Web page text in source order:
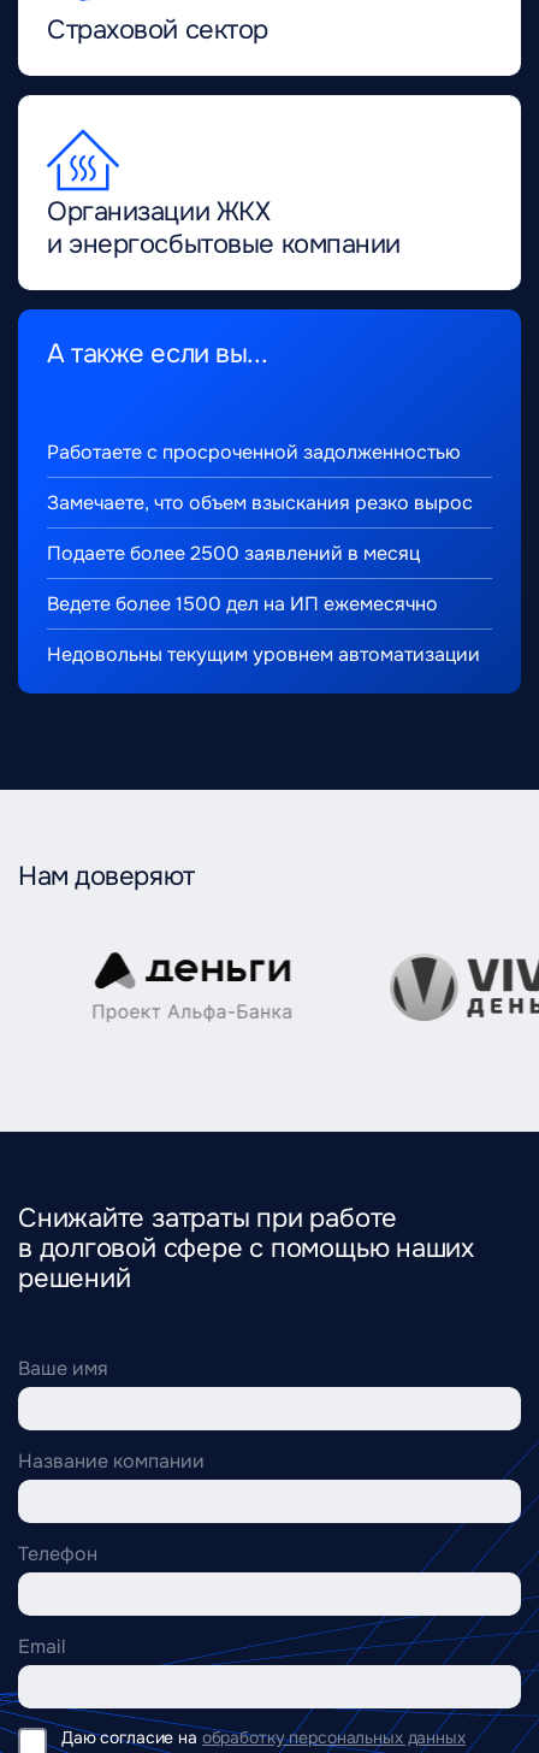
Страховой сектор
Организации ЖКХ
и энергосбытовые компании
А также если вы...
Работаете с просроченной задолженностью
Замечаете, что объем взыскания резко вырос
Подаете более 2500 заявлений в месяц
Ведете более 1500 дел на ИП ежемесячно
Недовольны текущим уровнем автоматизации
Нам доверяют
Снижайте затраты при работе
в долговой сфере с помощью наших
решений
Ваше имя
Название компании
Телефон
Email
Даю согласие на обработку персональных данных